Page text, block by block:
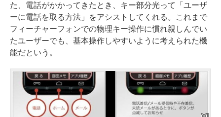
た、電話がかかってきたとき、キー部分光って「ユーザ
ーに電話を取る方法」をアシストしてくれる。これまで
フィーチャーフォンでの物理キー操作に慣れ親しんでい
たユーザーでも、基本操作しやすいように考えられた機
能だという。